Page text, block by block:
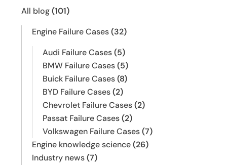
All blog(101)
Engine Failure Cases(32)
Audi Failure Cases(5)
BMW Failure Cases(5)
Buick Failure Cases(8)
BYD Failure Cases(2)
Chevrolet Failure Cases(2)
Passat Failure Cases(2)
Volkswagen Failure Cases(7)
Engine knowledge science(26)
Industry news(7)